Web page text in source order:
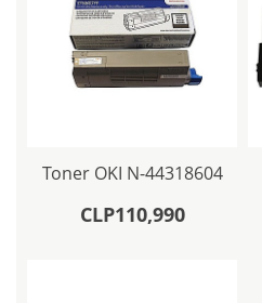
Toner OKI N-44318604
CLP110,990